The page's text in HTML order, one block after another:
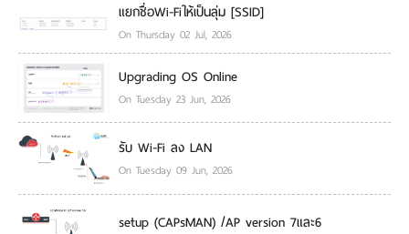
แยกชื่อWi-Fiให้เป็นลุ่ม [SSID]
On Thursday 02 Jul, 2026
Upgrading OS Online
On Tuesday 23 Jun, 2026
รับ Wi-Fi ลง LAN
On Tuesday 09 Jun, 2026
setup (CAPsMAN) /AP version 7และ6